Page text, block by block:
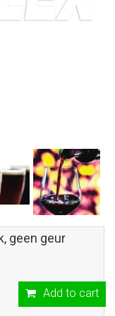
geen geur
Add to cart